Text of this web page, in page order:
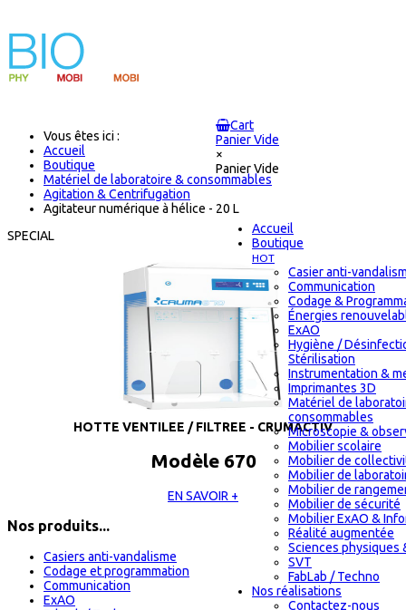
Cart
Panier Vide
×
Panier Vide
Accueil
Boutique
HOT
Casier anti-
Communication
Codage &
Énergies
ExAO
Hygiène /
Stérilisation
Instrumentation &
Imprimantes 3D
Matériel de
consommables
Microscopie &
Mobilier scolaire
Mobilier de
Mobilier de
Mobilier de
Mobilier de sécurité
Mobilier ExAO &
Réalité augmentée
Sciences physiques
SVT
FabLab / Techno
Nos réalisations
Contactez-nous
Vous êtes ici :
Accueil
Boutique
Matériel de laboratoire & consommables
Agitation & Centrifugation
Agitateur numérique à hélice - 20 L
SPECIAL
HOTTE VENTILEE / FILTREE - CRUMACTIV
Modèle 670
EN SAVOIR +
Nos produits...
Casiers anti-vandalisme
Codage et programmation
Communication
ExAO